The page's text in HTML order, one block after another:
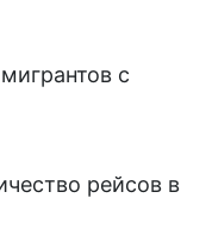
с
рейсов в